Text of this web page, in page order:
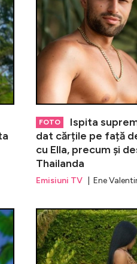
FOTO
Ispita
dat cărțile pe față
cu Ella, precum și
Thailanda
Emisiuni TV | Ene
Vișan, declarație de